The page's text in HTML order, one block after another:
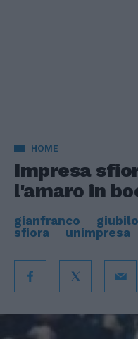
HOME
Impresa
l'amaro in
gianfranco giubilo
sfiora
unimpresa